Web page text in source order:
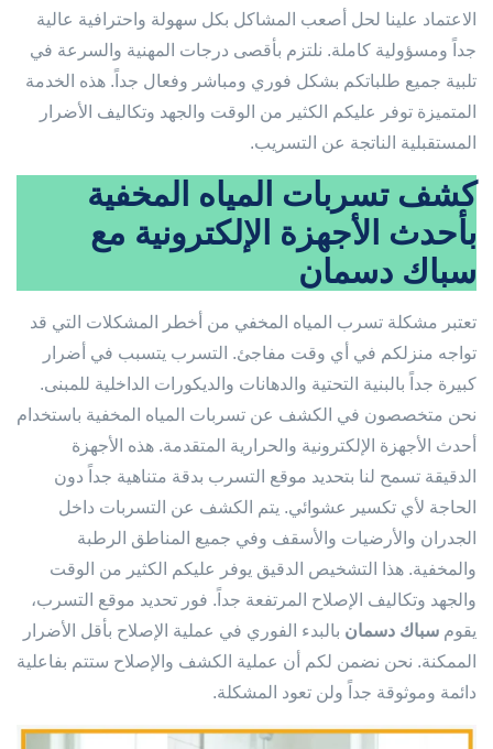
الاعتماد علينا لحل أصعب المشاكل بكل سهولة واحترافية عالية
جداً ومسؤولية كاملة. نلتزم بأقصى درجات المهنية والسرعة في
تلبية جميع طلباتكم بشكل فوري ومباشر وفعال جداً. هذه الخدمة
المتميزة توفر عليكم الكثير من الوقت والجهد وتكاليف الأضرار
المستقبلية الناتجة عن التسريب.
كشف تسربات المياه المخفية
بأحدث الأجهزة الإلكترونية مع
سباك دسمان
تعتبر مشكلة تسرب المياه المخفي من أخطر المشكلات التي قد
تواجه منزلكم في أي وقت مفاجئ. التسرب يتسبب في أضرار
كبيرة جداً بالبنية التحتية والدهانات والديكورات الداخلية للمبنى.
نحن متخصصون في الكشف عن تسربات المياه المخفية باستخدام
أحدث الأجهزة الإلكترونية والحرارية المتقدمة. هذه الأجهزة
الدقيقة تسمح لنا بتحديد موقع التسرب بدقة متناهية جداً دون
الحاجة لأي تكسير عشوائي. يتم الكشف عن التسربات داخل
الجدران والأرضيات والأسقف وفي جميع المناطق الرطبة
والمخفية. هذا التشخيص الدقيق يوفر عليكم الكثير من الوقت
والجهد وتكاليف الإصلاح المرتفعة جداً. فور تحديد موقع التسرب،
يقوم سباك دسمان بالبدء الفوري في عملية الإصلاح بأقل الأضرار
الممكنة. نحن نضمن لكم أن عملية الكشف والإصلاح ستتم بفاعلية
دائمة وموثوقة جداً ولن تعود المشكلة.